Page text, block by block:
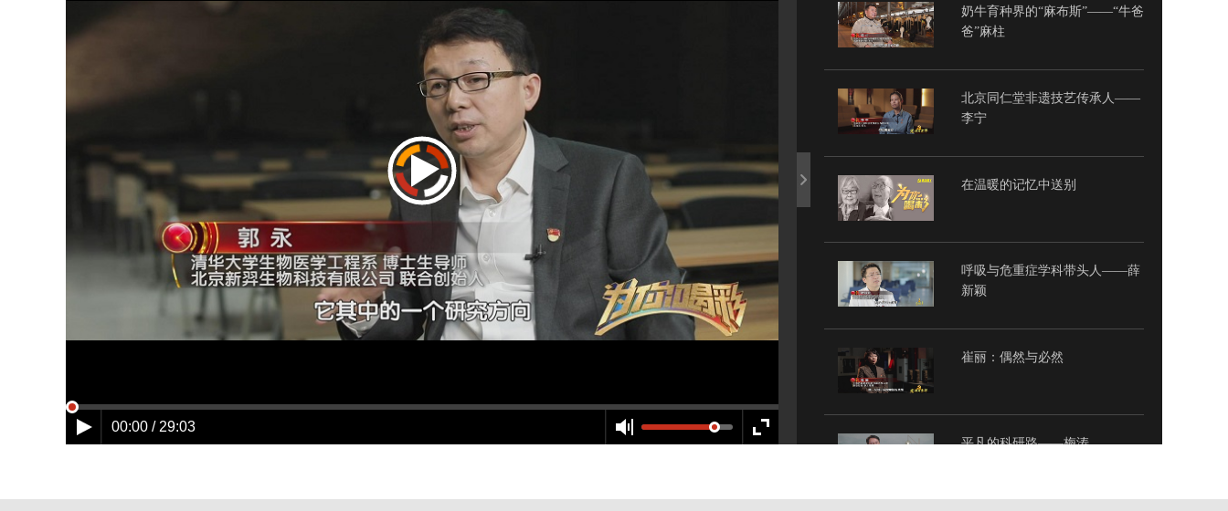
00:00 / 29:03
奶牛育种界的“麻布斯”——“牛爸
爸”麻柱
北京同仁堂非遗技艺传承人——
李宁
在温暖的记忆中送别
呼吸与危重症学科带头人——薛
新颖
崔丽：偶然与必然
平凡的科研路——梅涛